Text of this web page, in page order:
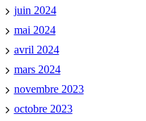
juin 2024
mai 2024
avril 2024
mars 2024
novembre 2023
octobre 2023